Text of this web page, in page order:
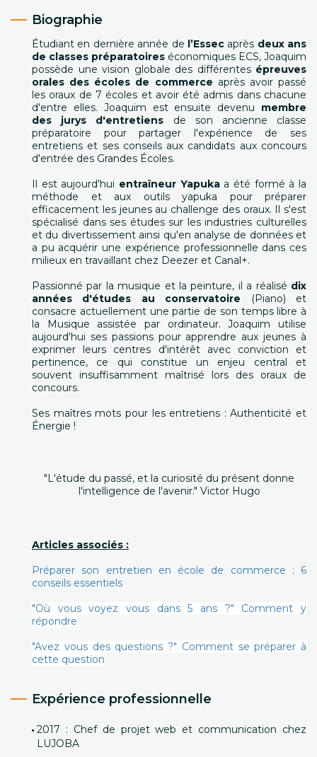
Biographie
Étudiant en dernière année de l’Essec après deux ans
de classes préparatoires économiques ECS, Joaquim
possède une vision globale des différentesépreuves
orales des écoles de commerce après avoir passé
les oraux de 7 écoles et avoir été admis dans chacune
d'entre elles. Joaquim est ensuite devenu membre
des jurys d'entretiens de son ancienne classe
préparatoire pour partager l'expérience de ses
entretiens et ses conseils aux candidats aux concours
d'entrée des Grandes Écoles.
Il est aujourd'hui entraîneur Yapukaa été formé à la
méthode et aux outils yapuka pour préparer
efficacement les jeunes au challenge des oraux. Il s'est
spécialisé dans ses études sur les industries culturelles
et du divertissement ainsi qu'en analyse de données et
a pu acquérir une expérience professionnelle dans ces
milieux en travaillant chez Deezer et Canal+.
Passionné par la musique et la peinture, il a réalisé dix
années d'études au conservatoire (Piano) et
consacre actuellement une partie de son temps libre à
la Musique assistée par ordinateur. Joaquim utilise
aujourd'hui ses passions pour apprendre aux jeunes à
exprimer leurs centres d'intérêt avec conviction et
pertinence, ce qui constitue un enjeu central et
souvent insuffisamment maîtrisé lors des oraux de
concours.
Ses maîtres mots pour les entretiens : Authenticité et
Énergie !
"L'étude du passé, et la curiosité du présent donne
l'intelligence de l'avenir." Victor Hugo
Articles associés :
Préparer son entretien en école de commerce : 6
conseils essentiels
"Où vous voyez vous dans 5 ans ?" Comment y
répondre
"Avez vous des questions ?" Comment se préparer à
cette question
Expérience professionnelle
2017 : Chef de projet web et communication chez
LUJOBA